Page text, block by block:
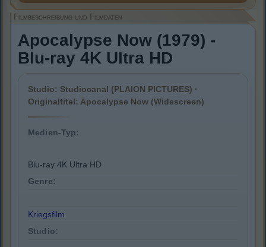
Filmbeschreibung und Filmdaten
Apocalypse Now (1979) -
Blu-ray 4K Ultra HD
Studio: Studiocanal (PLAION PICTURES) ·
Originaltitel: Apocalypse Now (Widescreen)
Medien-Typ:
Blu-ray 4K Ultra HD
Genre:
Kriegsfilm
Studio: